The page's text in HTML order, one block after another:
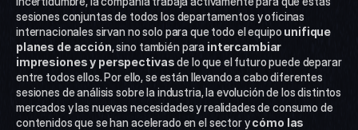
sesiones conjuntas de todos los departamentos y oficinas
internacionales sirvan no solo para que todo el equipo unifique
planes de acción, sino también para intercambiar
impresiones y perspectivas de lo que el futuro puede deparar
entre todos ellos. Por ello, se están llevando a cabo diferentes
sesiones de análisis sobre la industria, la evolución de los distintos
mercados y las nuevas necesidades y realidades de consumo de
contenidos que se han acelerado en el sector y cómo las